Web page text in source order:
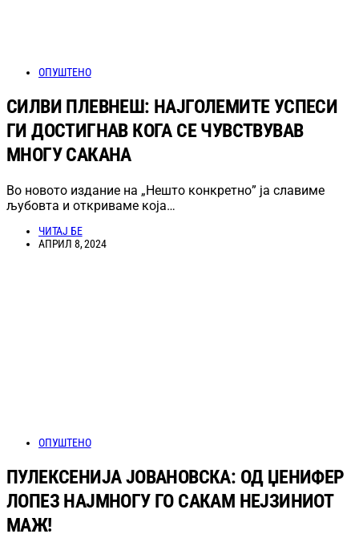
ОПУШТЕНО
СИЛВИ ПЛЕВНЕШ: НАЈГОЛЕМИТЕ УСПЕСИ
ГИ ДОСТИГНАВ КОГА СЕ ЧУВСТВУВАВ
МНОГУ САКАНА
Во новото издание на „Нешто конкретно” ја славиме
љубовта и откриваме која…
ЧИТАЈ БЕ
АПРИЛ 8, 2024
ОПУШТЕНО
ПУЛЕКСЕНИЈА ЈОВАНОВСКА: ОД ЏЕНИФЕР
ЛОПЕЗ НАЈМНОГУ ГО САКАМ НЕЈЗИНИОТ
МАЖ!